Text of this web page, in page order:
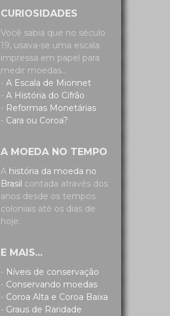
CURIOSIDADES
Você sabia que no século
19, usava-se uma escala
impressa em papel para
medir moedas...
- A Escala de Mionnet
- A História do Cifrão
- Reformas Monetárias
- Cara ou Coroa?
A MOEDA NO TEMPO
A história da moeda no
Brasil contada através dos
anos desde os tempos
coloniais até os dias de
hoje.
E MAIS...
- Níveis de conservação
- Conservando moedas
- Coroa Alta e Coroa Baixa
- Graus de Raridade